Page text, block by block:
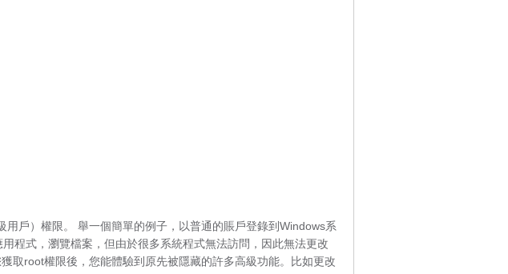
戶）權限。 舉一個簡單的例子，以普通的賬戶登錄到Windows系
程式，瀏覽檔案，但由於很多系統程式無法訪問，因此無法更改
取root權限後，您能體驗到原先被隱藏的許多高級功能。比如更改